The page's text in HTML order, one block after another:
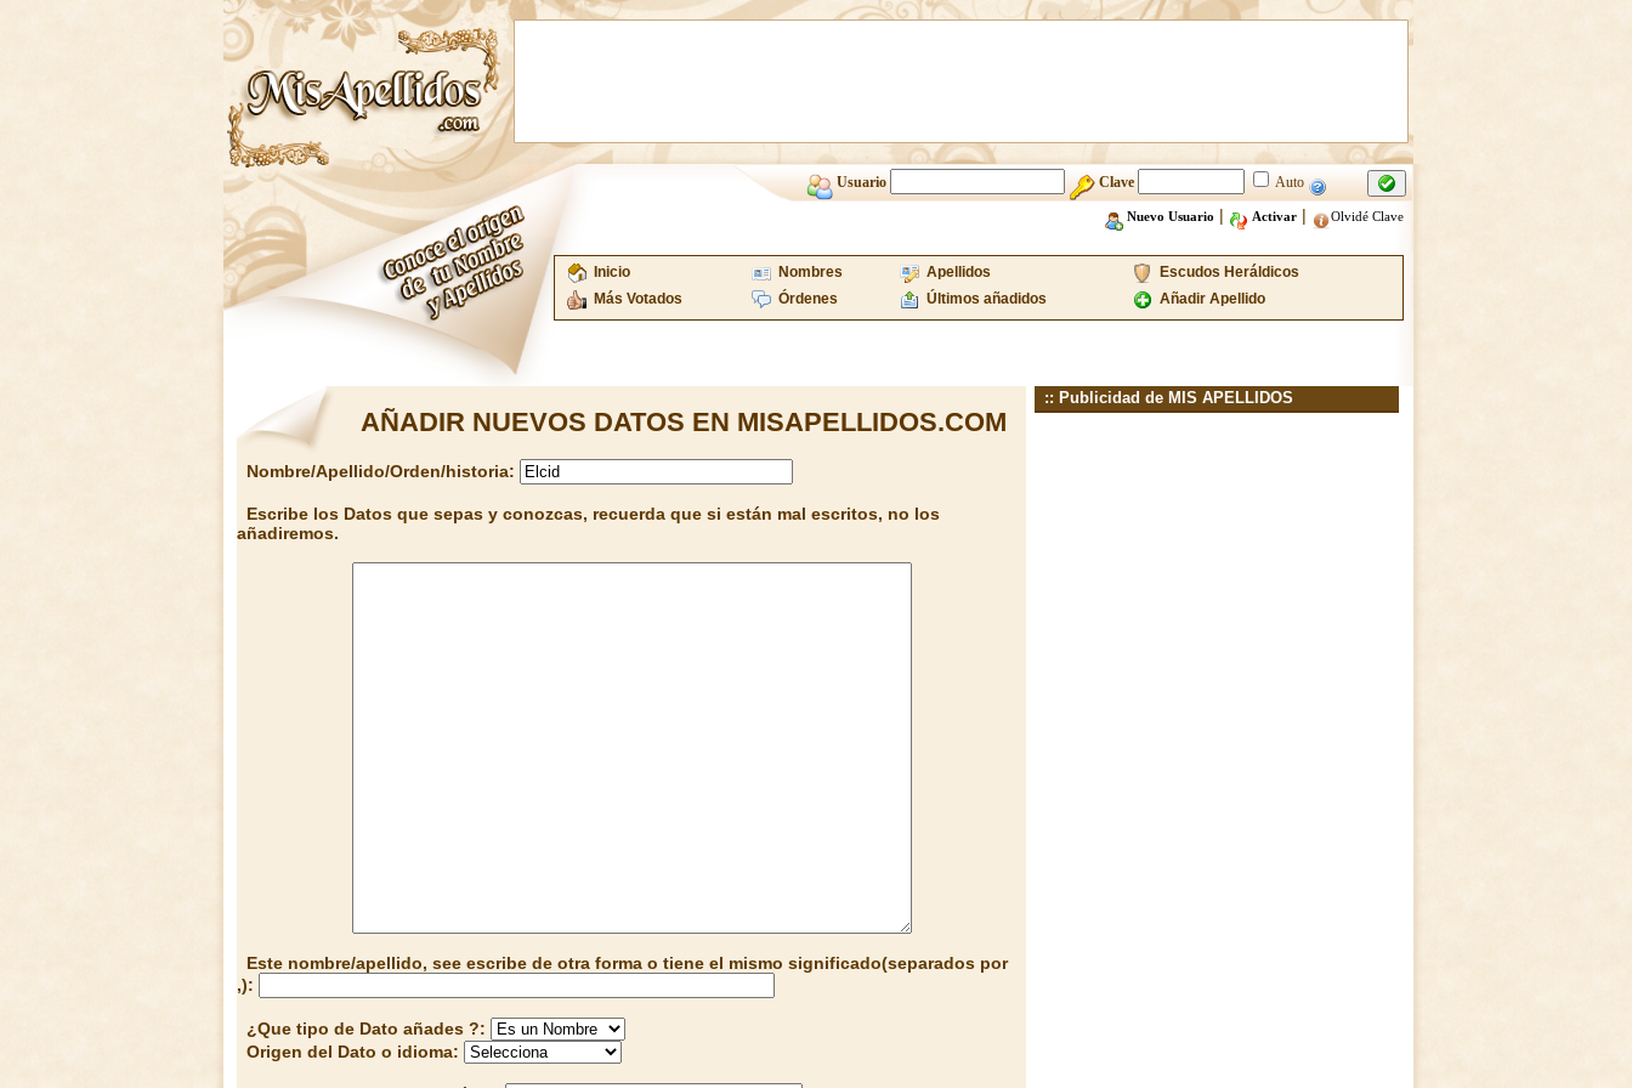
Usuario Clave Auto
Nuevo Usuario | Activar| Olvidé Clave
Inicio Nombres Apellidos
Escudos Heráldicos
Más Votados
Órdenes Últimos añadidos Añadir Apellido
AÑADIR NUEVOS DATOS EN MISAPELLIDOS.COM
Nombre/Apellido/Orden/historia:
Escribe los Datos que sepas y conozcas, recuerda que si están mal escritos, no los
añadiremos.
Este nombre/apellido, see escribe de otra forma o tiene el mismo significado(separados por
,):
¿Que tipo de Dato añades ?:
Origen del Dato o idioma:
:: Publicidad de MIS APELLIDOS